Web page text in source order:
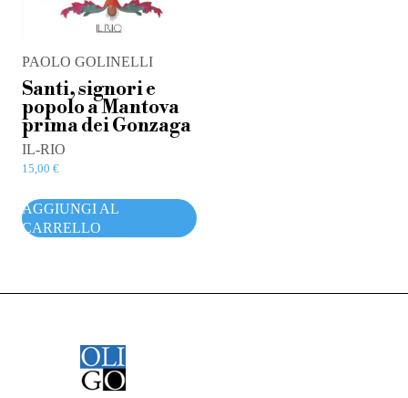
PAOLO GOLINELLI
Santi, signori e
popolo a Mantova
prima dei Gonzaga
IL-RIO
15,00 €
AGGIUNGI AL
CARRELLO